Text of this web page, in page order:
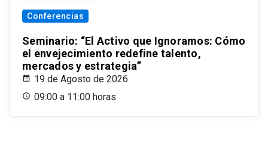
Conferencias
Seminario: “El Activo que Ignoramos: Cómo
el envejecimiento redefine talento,
mercados y estrategia”
19 de Agosto de 2026
09:00 a 11:00 horas